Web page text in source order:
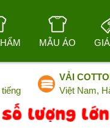
MẪU ÁO
VẢI
Việt Nam,